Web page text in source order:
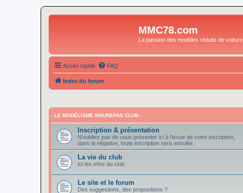
MMC78.com
La passion des modèles réduits de voiture
Accès rapide FAQ
Index du forum
- LE MODÉLISME MAUREPAS CLUB -
Inscription & présentation
N'oubliez pas de vous présenter ici à l'issue de votre inscription,
dans la négative, toute inscription sera annulée.
La vie du club
Ici les infos du club.
Le site et le forum
Des suggestions, des propositions ?